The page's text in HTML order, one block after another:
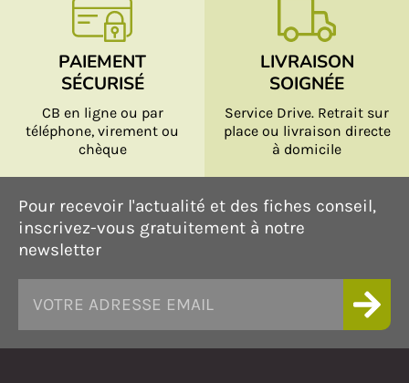
PAIEMENT
SÉCURISÉ
CB en ligne ou par
téléphone, virement ou
chèque
LIVRAISON
SOIGNÉE
Service Drive. Retrait sur
place ou livraison directe
à domicile
Pour recevoir l'actualité et des fiches conseil,
inscrivez-vous gratuitement à notre
newsletter